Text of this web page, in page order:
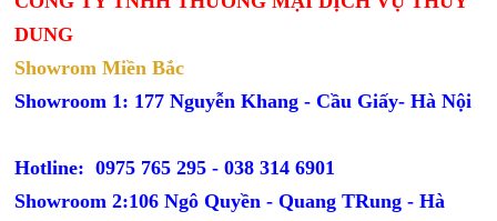
DUNG
Showrom Miền Bắc
Showroom 1: 177 Nguyễn Khang - Cầu Giấy- Hà Nội
Hotline: 0975 765 295 -038 314 6901
Showroom 2:106 Ngô Quyền - Quang TRung - Hà